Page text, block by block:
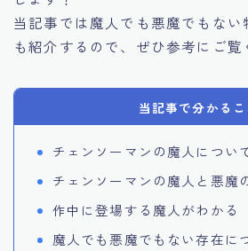
当記事では魔人でも悪魔でもない
も紹介するので、ぜひ参考にご覧
当記事で分かるこ
チェンソーマンの魔人につい
チェンソーマンの魔人と悪魔
作中に登場する魔人がわかる
魔人でも悪魔でもない存在に